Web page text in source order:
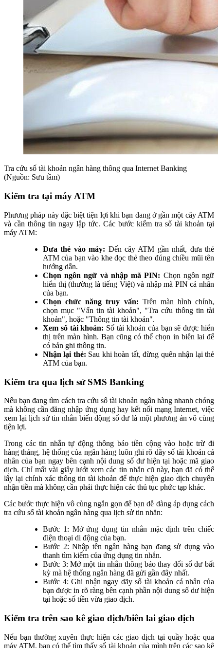
Tra cứu số tài khoản ngân hàng thông qua Internet Banking
(Nguồn: Sưu tầm)
Kiểm tra tại máy ATM
Phương pháp này đặc biệt tiện lợi khi bạn đang ở gần một cây ATM
và cần thông tin ngay lập tức. Các bước kiểm tra số tài khoản tại
máy ATM:
Đưa thẻ vào máy: Đến cây ATM gần nhất, đưa thẻ
ATM của bạn vào khe đọc thẻ theo đúng chiều mũi tên
hướng dẫn.
Chọn ngôn ngữ và nhập mã PIN: Chọn ngôn ngữ
hiển thị (thường là tiếng Việt) và nhập mã PIN cá nhân
của bạn.
Chọn chức năng truy vấn: Trên màn hình chính,
chọn mục "Vấn tin tài khoản", "Tra cứu thông tin tài
khoản", hoặc "Thông tin tài khoản".
Xem số tài khoản: Số tài khoản của bạn sẽ được hiển
thị trên màn hình. Bạn cũng có thể chọn in biên lai để
có bản ghi thông tin.
Nhận lại thẻ: Sau khi hoàn tất, đừng quên nhận lại thẻ
ATM của bạn.
Kiểm tra qua lịch sử SMS Banking
Nếu bạn đang tìm cách tra cứu số tài khoản ngân hàng nhanh chóng
mà không cần đăng nhập ứng dụng hay kết nối mạng Internet, việc
xem lại lịch sử tin nhắn biến động số dư là một phương án vô cùng
tiện lợi.
Trong các tin nhắn tự động thông báo tiền cộng vào hoặc trừ đi
hàng tháng, hệ thống của ngân hàng luôn ghi rõ dãy số tài khoản cá
nhân của bạn ngay bên cạnh nội dung số dư hiện tại hoặc mã giao
dịch. Chỉ mất vài giây lướt xem các tin nhắn cũ này, bạn đã có thể
lấy lại chính xác thông tin tài khoản để thực hiện giao dịch chuyển
nhận tiền mà không cần phải thực hiện các thủ tục phức tạp khác.
Các bước thực hiện vô cùng ngắn gọn để bạn dễ dàng áp dụng cách
tra cứu số tài khoản ngân hàng qua lịch sử tin nhắn:
Bước 1: Mở ứng dụng tin nhắn mặc định trên chiếc
điện thoại di động của bạn.
Bước 2: Nhập tên ngân hàng bạn đang sử dụng vào
thanh tìm kiếm của ứng dụng tin nhắn.
Bước 3: Mở một tin nhắn thông báo thay đổi số dư bất
kỳ mà hệ thống ngân hàng đã gửi gần đây nhất.
Bước 4: Ghi nhận ngay dãy số tài khoản cá nhân của
bạn được in rõ ràng bên cạnh phần nội dung số dư hiện
tại hoặc số tiền vừa giao dịch.
Kiểm tra trên sao kê giao dịch/biên lai giao dịch
Nếu bạn thường xuyên thực hiện các giao dịch tại quầy hoặc qua
máy ATM, bạn có thể tìm thấy số tài khoản của mình trên các sao kê